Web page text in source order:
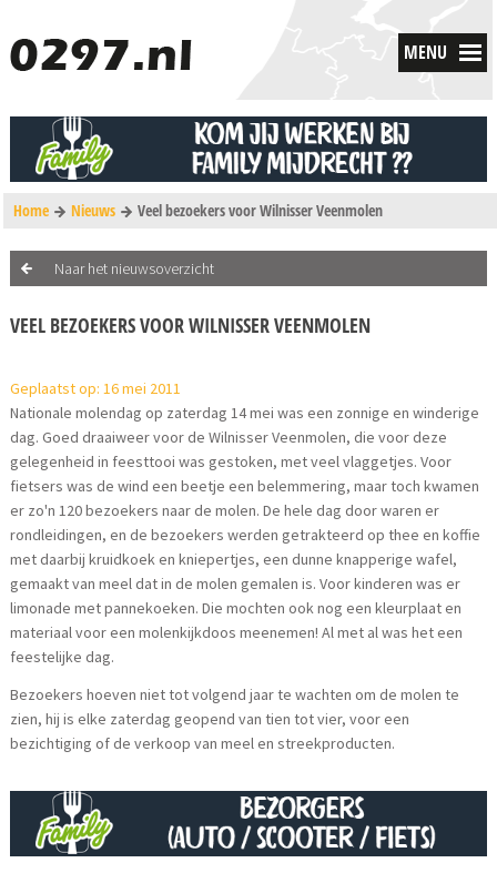
MENU
Home Nieuws Veel bezoekers voor Wilnisser Veenmolen
Naar het nieuwsoverzicht
VEEL BEZOEKERS VOOR WILNISSER VEENMOLEN
Geplaatst op: 16 mei 2011
Nationale molendag op zaterdag 14 mei was een zonnige en winderige
dag. Goed draaiweer voor de Wilnisser Veenmolen, die voor deze
gelegenheid in feesttooi was gestoken, met veel vlaggetjes. Voor
fietsers was de wind een beetje een belemmering, maar toch kwamen
er zo'n 120 bezoekers naar de molen. De hele dag door waren er
rondleidingen, en de bezoekers werden getrakteerd op thee en koffie
met daarbij kruidkoek en kniepertjes, een dunne knapperige wafel,
gemaakt van meel dat in de molen gemalen is. Voor kinderen was er
limonade met pannekoeken. Die mochten ook nog een kleurplaat en
materiaal voor een molenkijkdoos meenemen! Al met al was het een
feestelijke dag.
Bezoekers hoeven niet tot volgend jaar te wachten om de molen te
zien, hij is elke zaterdag geopend van tien tot vier, voor een
bezichtiging of de verkoop van meel en streekproducten.